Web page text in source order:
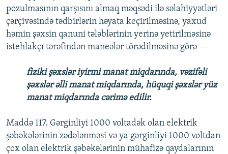
pozulmasının qarşısını almaq məqsədi ilə səlahiyyətləri
çərçivəsində tədbirlərin həyata keçirilməsinə, yaxud
həmin şəxsin qanuni tələblərinin yerinə yetirilməsinə
istehlakçı tərəfindən maneələr törədilməsinə görə —
fiziki şəxslər iyirmi manat miqdarında, vəzifəli
şəxslər əlli manat miqdarında, hüquqi şəxslər yüz
manat miqdarında cərimə edilir.
Maddə 117. Gərginliyi 1000 voltadək olan elektrik
şəbəkələrinin zədələnməsi və ya gərginliyi 1000 voltdan
çox olan elektrik şəbəkələrinin mühafizə qaydalarının